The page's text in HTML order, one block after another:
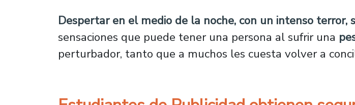
Despertar en el medio de la noche, con un intenso terror,
sensaciones que puede tener una persona al sufrir una
perturbador, tanto que a muchos les cuesta volver a